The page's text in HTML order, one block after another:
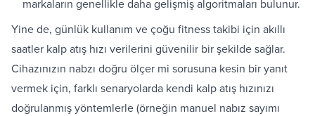
markaların genellikle daha gelişmiş algoritmaları bulunur.
Yine de, günlük kullanım ve çoğu fitness takibi için akıllı
saatler kalp atış hızı verilerini güvenilir bir şekilde sağlar.
Cihazınızın nabzı doğru ölçer mi sorusuna kesin bir yanıt
vermek için, farklı senaryolarda kendi kalp atış hızınızı
doğrulanmış yöntemlerle (örneğin manuel nabız sayımı